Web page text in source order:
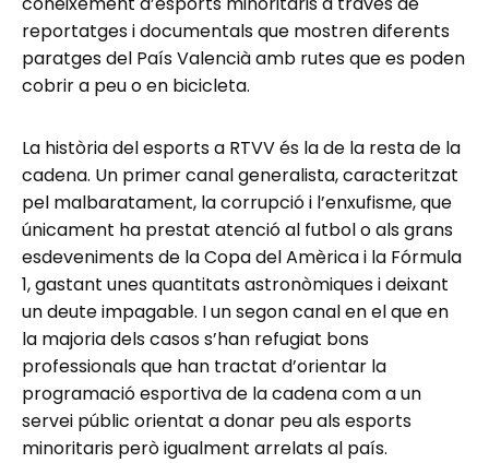
reportatges i documentals que mostren diferents
paratges del País Valencià amb rutes que es poden
cobrir a peu o en bicicleta.
La història del esports a RTVV és la de la resta de la
cadena. Un primer canal generalista, caracteritzat
pel malbaratament, la corrupció i l’enxufisme, que
únicament ha prestat atenció al futbol o als grans
esdeveniments de la Copa del Amèrica i la Fórmula
1, gastant unes quantitats astronòmiques i deixant
un deute impagable. I un segon canal en el que en
la majoria dels casos s’han refugiat bons
professionals que han tractat d’orientar la
programació esportiva de la cadena com a un
servei públic orientat a donar peu als esports
minoritaris però igualment arrelats al país.